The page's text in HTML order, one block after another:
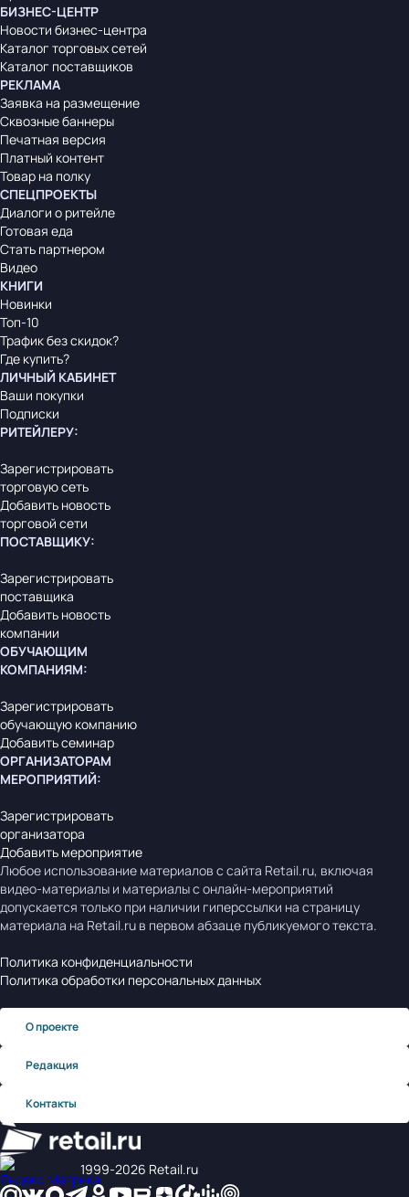
БИЗНЕС-ЦЕНТР
Новости бизнес-центра
Каталог торговых сетей
Каталог поставщиков
РЕКЛАМА
Заявка на размещение
Сквозные баннеры
Печатная версия
Платный контент
Товар на полку
СПЕЦПРОЕКТЫ
Диалоги о ритейле
Готовая еда
Стать партнером
Видео
КНИГИ
Новинки
Топ-10
Трафик без скидок?
Где купить?
ЛИЧНЫЙ КАБИНЕТ
Ваши покупки
Подписки
РИТЕЙЛЕРУ:
Зарегистрировать
торговую сеть
Добавить новость
торговой сети
ПОСТАВЩИКУ:
Зарегистрировать
поставщика
Добавить новость
компании
ОБУЧАЮЩИМ
КОМПАНИЯМ:
Зарегистрировать
обучающую компанию
Добавить семинар
ОРГАНИЗАТОРАМ
МЕРОПРИЯТИЙ:
Зарегистрировать
организатора
Добавить мероприятие
Любое использование материалов с сайта Retail.ru, включая
видео-материалы и материалы с онлайн-мероприятий
допускается только при наличии гиперссылки на страницу
материала на Retail.ru в первом абзаце публикуемого текста.
Политика конфиденциальности
Политика обработки персональных данных
О проекте
Редакция
Контакты
1999‑2026 Retail.ru